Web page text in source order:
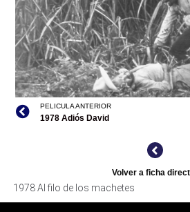
AL FILO DE LOS MACHETES,
NACIONAL
PELICULA ANTERIOR
1978 Adiós David
Volver a ficha
1978 Al filo de los machetes